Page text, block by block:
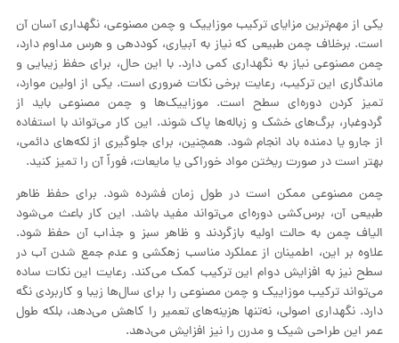
یکی از مهم‌ترین مزایای ترکیب موزاییک و چمن مصنوعی، نگهداری آسان آن
است. برخلاف چمن طبیعی که نیاز به آبیاری، کوددهی و هرس مداوم دارد،
چمن مصنوعی نیاز به نگهداری کمی دارد. با این حال، برای حفظ زیبایی و
ماندگاری این ترکیب، رعایت برخی نکات ضروری است. یکی از اولین موارد،
تمیز کردن دوره‌ای سطح است. موزاییک‌ها و چمن مصنوعی باید از
گردوغبار، برگ‌های خشک و زباله‌ها پاک شوند. این کار می‌تواند با استفاده
از جارو یا دمنده باد انجام شود. همچنین، برای جلوگیری از لکه‌های دائمی،
بهتر است در صورت ریختن مواد خوراکی یا مایعات، فوراً آن را تمیز کنید.
چمن مصنوعی ممکن است در طول زمان فشرده شود. برای حفظ ظاهر
طبیعی آن، برس‌کشی دوره‌ای می‌تواند مفید باشد. این کار باعث می‌شود
الیاف چمن به حالت اولیه بازگردند و ظاهر سبز و جذاب آن حفظ شود.
علاوه بر این، اطمینان از عملکرد مناسب زهکشی و عدم جمع شدن آب در
سطح نیز به افزایش دوام این ترکیب کمک می‌کند. رعایت این نکات ساده
می‌تواند ترکیب موزاییک و چمن مصنوعی را برای سال‌ها زیبا و کاربردی نگه
دارد. نگهداری اصولی، نه‌تنها هزینه‌های تعمیر را کاهش می‌دهد، بلکه طول
عمر این طراحی شیک و مدرن را نیز افزایش می‌دهد.